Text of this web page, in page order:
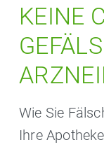
KEINE
Wie Sie
Ihre